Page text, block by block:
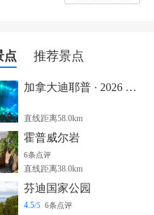
点 推荐景点
加拿大迪耶普 · 2026 YQM乡村音乐节
直线距离58.0km
霍普威尔岩
6条点评
直线距离38.0km
芬迪国家公园
4.5/5 6条点评